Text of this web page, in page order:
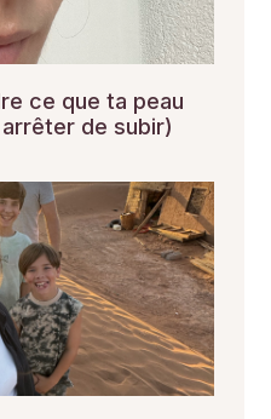
ce que ta peau
de subir)